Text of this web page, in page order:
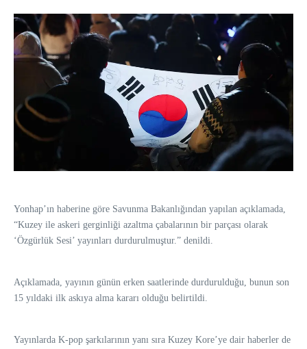
Yonhap’ın haberine göre Savunma Bakanlığından yapılan açıklamada,
“Kuzey ile askeri gerginliği azaltma çabalarının bir parçası olarak
‘Özgürlük Sesi’ yayınları durdurulmuştur.” denildi.
Açıklamada, yayının günün erken saatlerinde durdurulduğu, bunun son
15 yıldaki ilk askıya alma kararı olduğu belirtildi.
Yayınlarda K-pop şarkılarının yanı sıra Kuzey Kore’ye dair haberler de